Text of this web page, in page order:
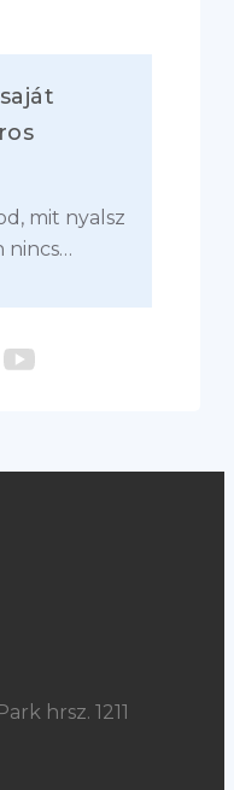
mit nyalsz
nincs…
hrsz. 1211